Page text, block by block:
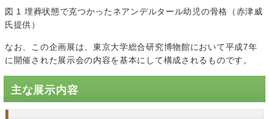
図 1 埋葬状態で克つかったネアンデルタール幼児の骨格（赤津威
氏提供）
なお、この企画展は、東京大学総合研究博物館において平成7年
に開催された展示会の内容を基本にして構成されるものです。
主な展示内容